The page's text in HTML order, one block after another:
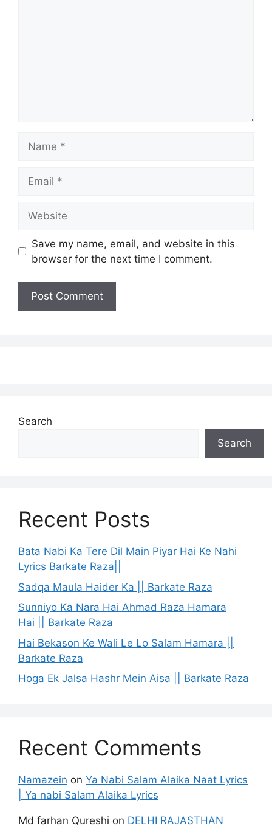
Save my name, email, and website in this
browser for the next time I comment.
Search
Search
Recent Posts
Bata Nabi Ka Tere Dil Main Piyar Hai Ke Nahi
Lyrics Barkate Raza||
Sadqa Maula Haider Ka || Barkate Raza
Sunniyo Ka Nara Hai Ahmad Raza Hamara
Hai || Barkate Raza
Hai Bekason Ke Wali Le Lo Salam Hamara ||
Barkate Raza
Hoga Ek Jalsa Hashr Mein Aisa || Barkate Raza
Recent Comments
Namazein on Ya Nabi Salam Alaika Naat Lyrics
| Ya nabi Salam Alaika Lyrics
Md farhan Qureshi on DELHI RAJASTHAN